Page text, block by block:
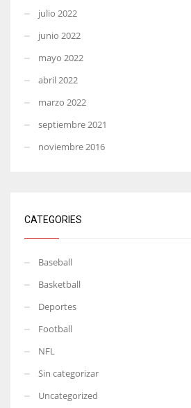
julio 2022
junio 2022
mayo 2022
abril 2022
marzo 2022
septiembre 2021
noviembre 2016
CATEGORIES
Baseball
Basketball
Deportes
Football
NFL
Sin categorizar
Uncategorized